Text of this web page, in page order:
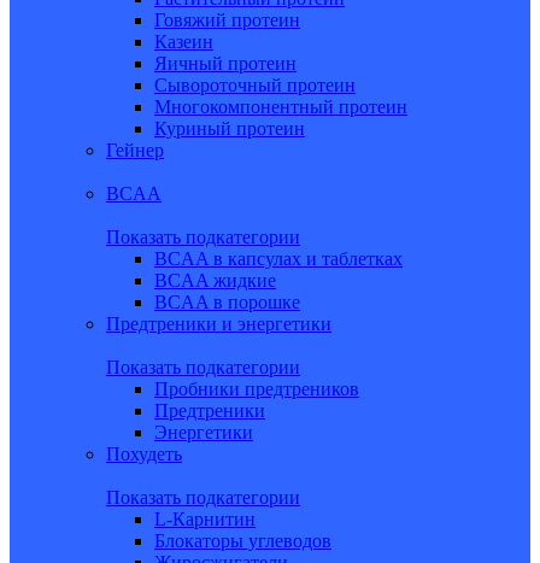
Говяжий протеин
Казеин
Яичный протеин
Сывороточный протеин
Многокомпонентный протеин
Куриный протеин
Гейнер
BCAA
Показать подкатегории
BCAA в капсулах и таблетках
BCAA жидкие
BCAA в порошке
Предтреники и энергетики
Показать подкатегории
Пробники предтреников
Предтреники
Энергетики
Похудеть
Показать подкатегории
L-Карнитин
Блокаторы углеводов